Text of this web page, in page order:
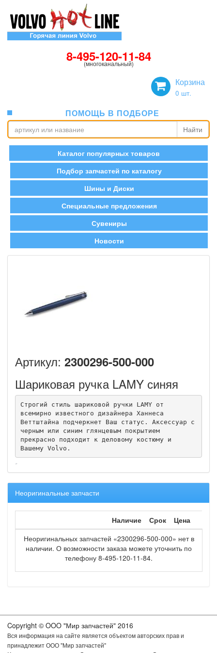
8-495-120-11-84
(многоканальный)
Корзина
0 шт.
ПОМОЩЬ В ПОДБОРЕ
Найти
Каталог популярных товаров
Подбор запчастей по каталогу
Шины и Диски
Специальные предложения
Сувениры
Новости
Артикул: 2300296-500-000
Шариковая ручка LAMY синяя
Строгий стиль шариковой ручки LAMY от
всемирно известного дизайнера Ханнеса
Веттштайна подчеркнет Ваш статус. Аксессуар с
черным или синим глянцевым покрытием
прекрасно подходит к деловому костюму и
Вашему Volvo.
Неоригинальные запчасти
Наличие Срок
Цена
Неоригинальных запчастей «2300296-500-000» нет в
наличии. О возможности заказа можете уточнить по
телефону 8-495-120-11-84.
Copyright © OOO "Мир запчастей" 2016
Вся информация на сайте является объектом авторских прав и
принадлежит ООО "Мир запчастей"